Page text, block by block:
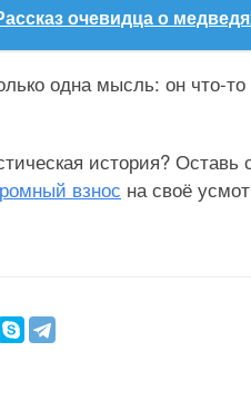
очевидца о
одна мысль: он что-
история?
взнос на своё